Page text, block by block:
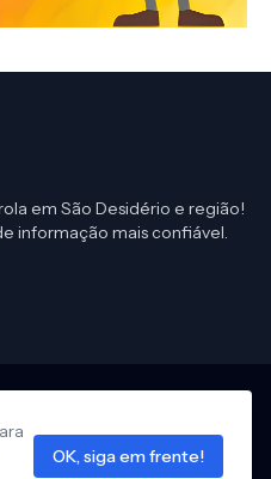
em São Desidério e região!
informação mais confiável.
Política de Privacidade
nosso siteOK, siga em frente!